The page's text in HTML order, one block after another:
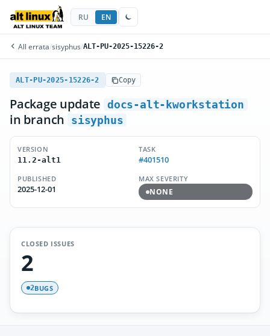
RU EN
All errata/sisyphus/ALT-PU-2025-15226-2
ALT-PU-2025-15226-2 Copy
Package update docs-alt-kworkstation
in branch sisyphus
VERSION
11.2-alt1
TASK
#401510
PUBLISHED
2025-12-01
MAX SEVERITY
NONE
CLOSED ISSUES
2
2BUGS